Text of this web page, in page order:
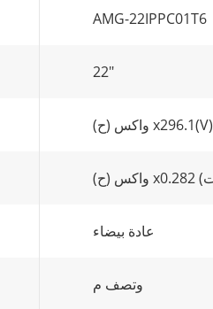
AMG-22IPPC01T6
22"
واكس (ح) x296.1(V)
عادة بيضاء
وتصف م